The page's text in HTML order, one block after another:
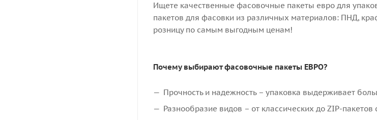
Ищете качественные фасовочные пакеты евро для
пакетов для фасовки из различных материалов: ПНД,
розницу по самым выгодным ценам!
Почему выбирают фасовочные пакеты ЕВРО?
Прочность и надежность – упаковка выдерживает
Разнообразие видов – от классических до ZIP-пакетов